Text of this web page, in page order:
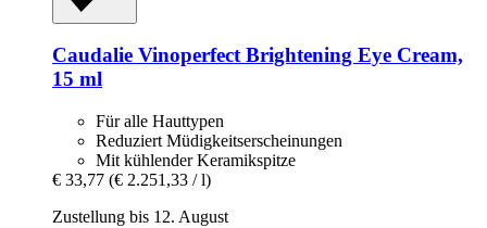
Caudalie Vinoperfect Brightening Eye Cream,
15 ml
Für alle Hauttypen
Reduziert Müdigkeitserscheinungen
Mit kühlender Keramikspitze
€ 33,77 (€ 2.251,33 / l)
Zustellung bis 12. August